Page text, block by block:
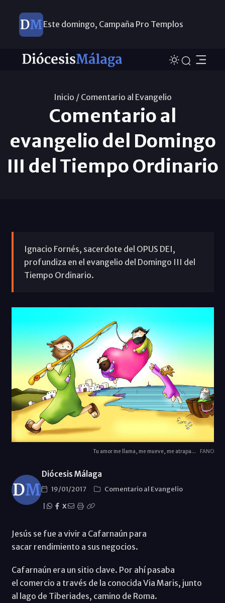
Este domingo, Campaña Pro Templos
Inicio / Comentario al Evangelio
Comentario al
evangelio del Domingo
III del Tiempo Ordinario
Ignacio Fornés, sacerdote del OPUS DEI,
profundiza en el evangelio del Domingo III del
Tiempo Ordinario.
Tu amor me llama, me mueve, me atrapa... FANO
Diócesis Málaga
19/01/2017
Comentario al Evangelio
X
Jesús se fue a vivir a Cafarnaún para
sacar rendimiento a sus negocios.
Cafarnaún era un sitio clave. Por ahí pasaba
el comercio a través de la conocida Via Maris, junto
al lago de Tiberiades, camino de Roma.